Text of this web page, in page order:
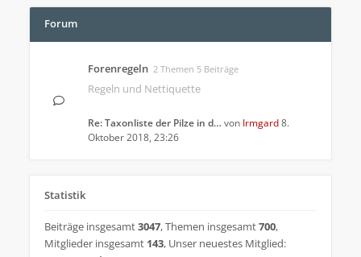
Forum
Forenregeln 2 Themen 5 Beiträge
Regeln und Nettiquette
Re: Taxonliste der Pilze in d… von Irmgard8.
Oktober 2018, 23:26
Statistik
Beiträge insgesamt3047,Themen insgesamt700,
Mitglieder insgesamt 143, Unser neuestes Mitglied: